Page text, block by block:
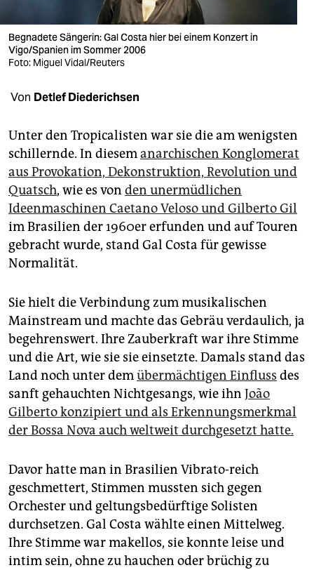
verlag
veranstaltungen
unterstützen
abo
genossenschaft
epaper login
Begnadete Sängerin: Gal Costa hier bei einem Konzert in
Vigo/Spanien im Sommer 2006
Foto: Miguel Vidal/Reuters
Von Detlef Diederichsen
Unter den Tropicalisten war sie die am wenigsten
schillernde. In diesemanarchischen Konglomerat
aus Provokation, Dekonstruktion, Revolution und
Quatsch, wie es von den unermüdlichen
Ideenmaschinen Caetano Veloso und Gilberto Gil
im Brasilien der 1960er erfunden und auf Touren
gebracht wurde, stand Gal Costa für gewisse
Normalität.
Sie hielt die Verbindung zum musikalischen
Mainstream und machte das Gebräu verdaulich, ja
begehrenswert. Ihre Zauberkraft war ihre Stimme
und die Art, wie sie sie einsetzte. Damals stand das
Land noch unter demübermächtigen Einfluss des
sanft gehauchten Nichtgesangs, wie ihn João
Gilberto konzipiert und als Erkennungsmerkmal
der Bossa Nova auch weltweit durchgesetzt hatte.
Davor hatte man in Brasilien Vibrato-reich
geschmettert, Stimmen mussten sich gegen
Orchester und geltungsbedürftige Solisten
durchsetzen. Gal Costa wählte einen Mittelweg.
Ihre Stimme war makellos, sie konnte leise und
intim sein, ohne zu hauchen oder brüchig zu